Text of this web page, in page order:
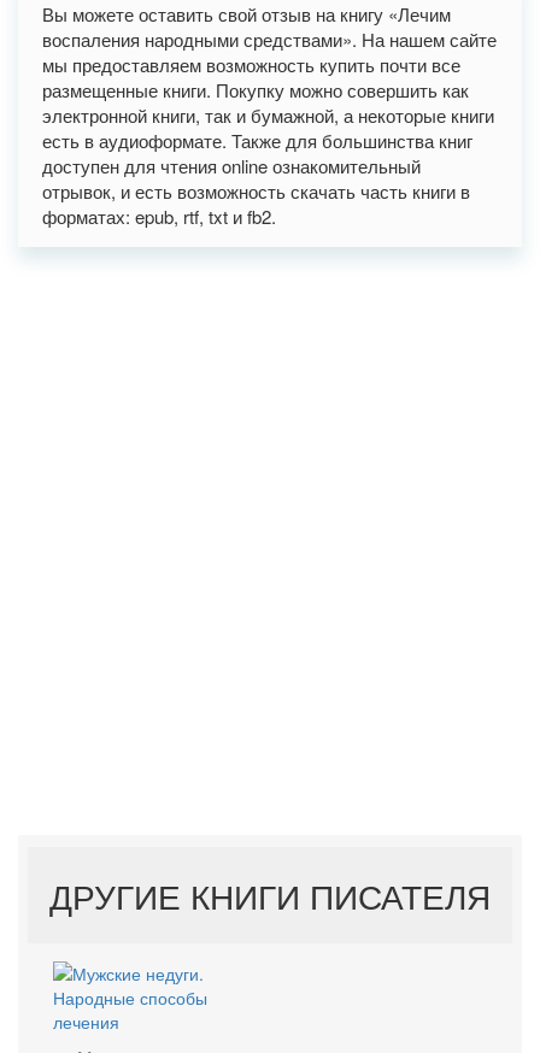
Вы можете оставить свой отзыв на книгу «Лечим
воспаления народными средствами». На нашем сайте
мы предоставляем возможность купить почти все
размещенные книги. Покупку можно совершить как
электронной книги, так и бумажной, а некоторые книги
есть в аудиоформате. Также для большинства книг
доступен для чтения online ознакомительный
отрывок, и есть возможность скачать часть книги в
форматах: epub, rtf, txt и fb2.
ДРУГИЕ КНИГИ ПИСАТЕЛЯ